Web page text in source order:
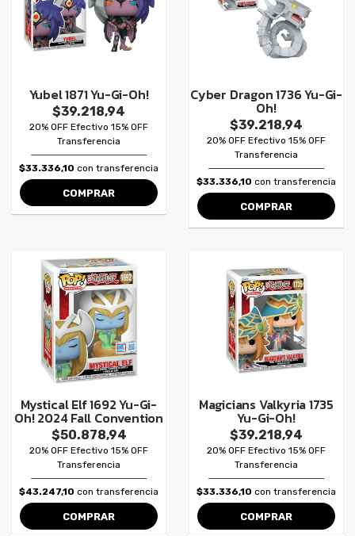
Yubel 1871 Yu-Gi-Oh!
$39.218,94
20% OFF Efectivo 15% OFF
Transferencia
$33.336,10 con transferencia
COMPRAR
Cyber Dragon 1736 Yu-Gi-
Oh!
$39.218,94
20% OFF Efectivo 15% OFF
Transferencia
$33.336,10 con transferencia
COMPRAR
Mystical Elf 1692 Yu-Gi-
Oh! 2024 Fall Convention
$50.878,94
20% OFF Efectivo 15% OFF
Transferencia
$43.247,10 con transferencia
COMPRAR
Magicians Valkyria 1735
Yu-Gi-Oh!
$39.218,94
20% OFF Efectivo 15% OFF
Transferencia
$33.336,10 con transferencia
COMPRAR